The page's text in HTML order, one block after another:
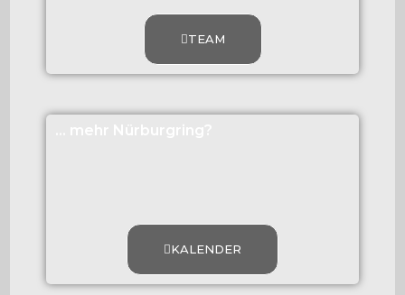
TEAM
KALENDER